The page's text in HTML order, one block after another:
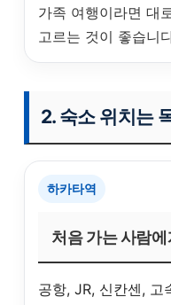
가족 여행이라면 대
고르는 것이 좋습니
2. 숙소 위치는
하카타역
처음 가는 사람
공항, JR, 신칸센, 고